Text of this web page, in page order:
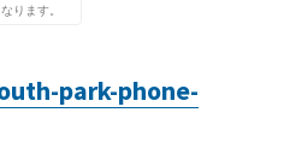
ります。
park-phone-